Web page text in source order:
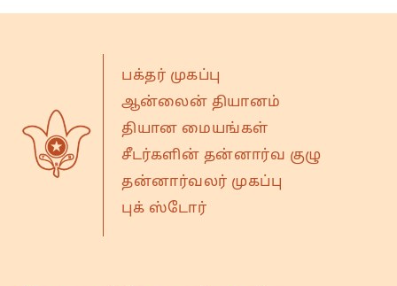
பக்தர் முகப்பு
ஆன்லைன் தியானம்
தியான மையங்கள்
சீடர்களின் தன்னார்வ குழு
தன்னார்வலர் முகப்பு
புக் ஸ்டோர்